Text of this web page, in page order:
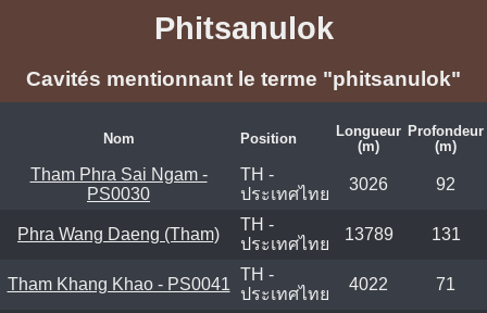
Phitsanulok
Cavités mentionnant le terme "phitsanulok"
Nom Position
Longueur
(m)
Profondeur
(m)
Tham Phra Sai Ngam -
PS0030
TH -
ประเทศไทย
3026 92
Phra Wang Daeng (Tham)
TH -
ประเทศไทย
13789 131
Tham Khang Khao - PS0041
TH -
ประเทศไทย
4022 71